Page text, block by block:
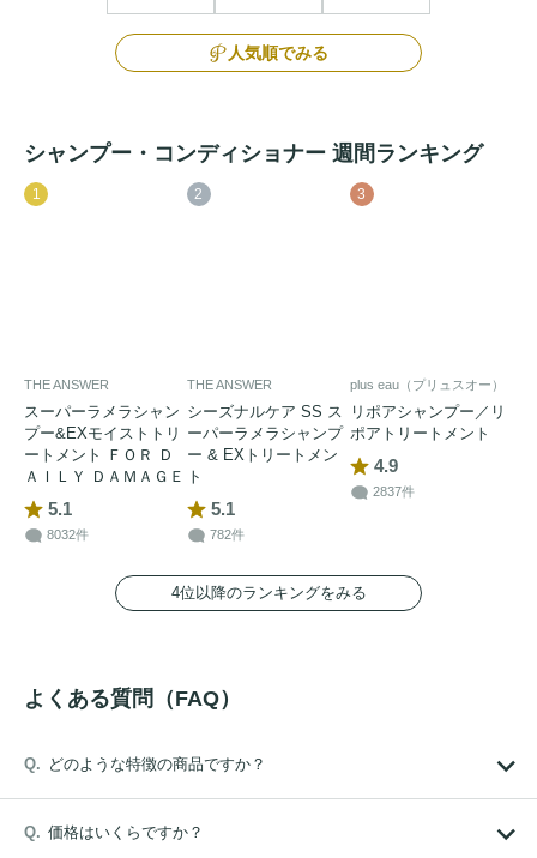
人気順でみる
シャンプー・コンディショナー 週間ランキング
1
THE ANSWER
スーパーラメラシャン
プー&EXモイストトリ
ートメント ＦＯＲ Ｄ
ＡＩＬＹ ＤＡＭＡＧＥ
5.1
8032件
2
THE ANSWER
シーズナルケア SS ス
ーパーラメラシャンプ
ー & EXトリートメン
ト
5.1
782件
3
plus eau（プリュスオー）
リポアシャンプー／リ
ポアトリートメント
4.9
2837件
4位以降のランキングをみる
よくある質問（FAQ）
どのような特徴の商品ですか？
価格はいくらですか？